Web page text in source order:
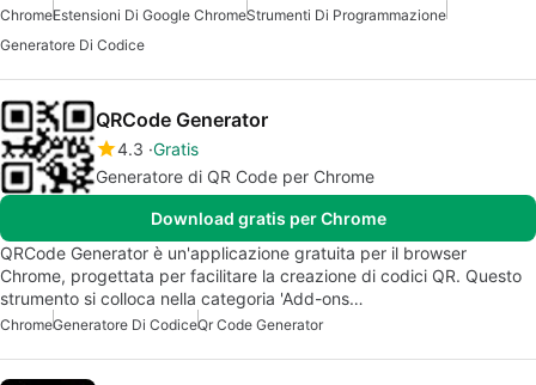
ChromeEstensioni Di Google ChromeStrumenti Di Programmazione
Generatore Di Codice
QRCode Generator
4.3 Gratis
Generatore di QR Code per Chrome
Download gratis per Chrome
QRCode Generator è un'applicazione gratuita per il browser
Chrome, progettata per facilitare la creazione di codici QR. Questo
strumento si colloca nella categoria 'Add-ons…
ChromeGeneratore Di CodiceQr Code Generator